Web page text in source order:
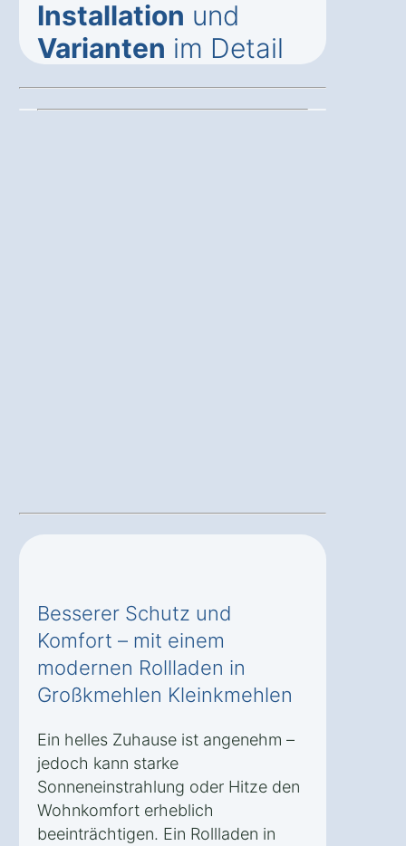
Installation und
Varianten im Detail
Besserer Schutz und
Komfort – mit einem
modernen Rollladen in
Großkmehlen Kleinkmehlen
Ein helles Zuhause ist angenehm –
jedoch kann starke
Sonneneinstrahlung oder Hitze den
Wohnkomfort erheblich
beeinträchtigen. Ein Rollladen in